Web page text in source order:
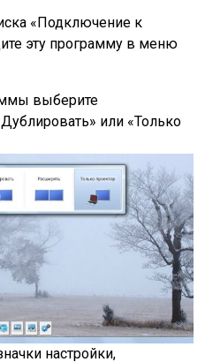
«Подключение к
эту программу в меню
выберите
или «Только
настройки,